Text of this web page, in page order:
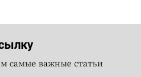
самые важные статьи